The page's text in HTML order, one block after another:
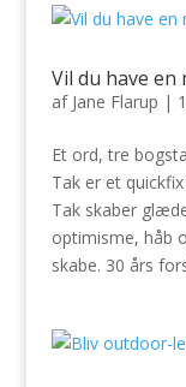
Vil du have
af Jane Flarup |
Et ord, tre
Tak er et
Tak skaber
optimisme, håb
skabe. 30 års